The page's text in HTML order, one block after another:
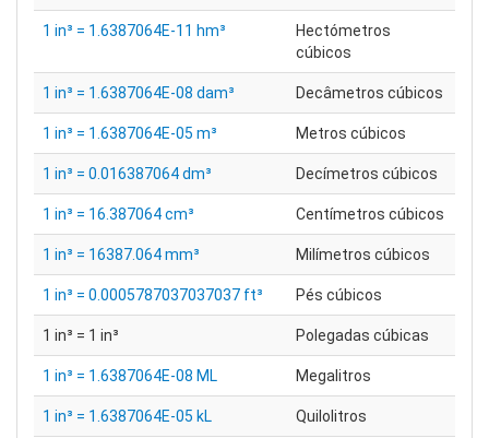
1 in³ = 1.6387064E-11 hm³
Hectómetros
cúbicos
1 in³ = 1.6387064E-08 dam³ Decâmetros cúbicos
1 in³ = 1.6387064E-05 m³ Metros cúbicos
1 in³ = 0.016387064 dm³ Decímetros cúbicos
1 in³ = 16.387064 cm³ Centímetros cúbicos
1 in³ = 16387.064 mm³ Milímetros cúbicos
1 in³ = 0.0005787037037037 ft³ Pés cúbicos
1 in³ = 1 in³ Polegadas cúbicas
1 in³ = 1.6387064E-08 ML Megalitros
1 in³ = 1.6387064E-05 kL Quilolitros